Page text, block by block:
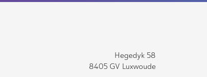
Hegedyk 58
8405 GV Luxwoude